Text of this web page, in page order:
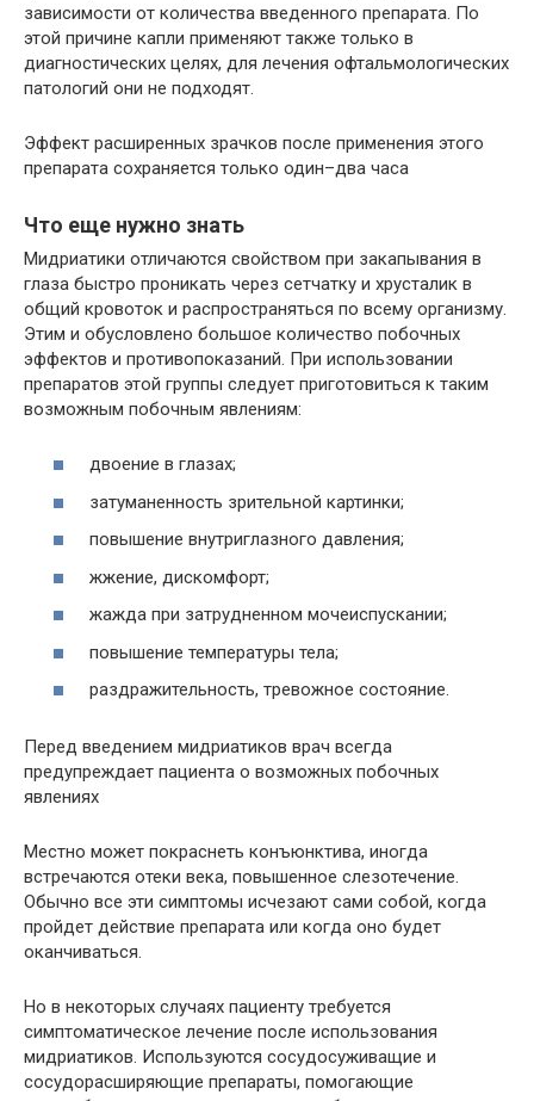
зависимости от количества введенного препарата. По
этой причине капли применяют также только в
диагностических целях, для лечения офтальмологических
патологий они не подходят.
Эффект расширенных зрачков после применения этого
препарата сохраняется только один–два часа
Что еще нужно знать
Мидриатики отличаются свойством при закапывания в
глаза быстро проникать через сетчатку и хрусталик в
общий кровоток и распространяться по всему организму.
Этим и обусловлено большое количество побочных
эффектов и противопоказаний. При использовании
препаратов этой группы следует приготовиться к таким
возможным побочным явлениям:
двоение в глазах;
затуманенность зрительной картинки;
повышение внутриглазного давления;
жжение, дискомфорт;
жажда при затрудненном мочеиспускании;
повышение температуры тела;
раздражительность, тревожное состояние.
Перед введением мидриатиков врач всегда
предупреждает пациента о возможных побочных
явлениях
Местно может покраснеть конъюнктива, иногда
встречаются отеки века, повышенное слезотечение.
Обычно все эти симптомы исчезают сами собой, когда
пройдет действие препарата или когда оно будет
оканчиваться.
Но в некоторых случаях пациенту требуется
симптоматическое лечение после использования
мидриатиков. Используются сосудосуживащие и
сосудорасширяющие препараты, помогающие